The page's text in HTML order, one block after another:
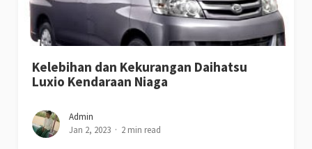
Kelebihan dan Kekurangan Daihatsu
Luxio Kendaraan Niaga
Admin
Jan 2, 2023
2 min read